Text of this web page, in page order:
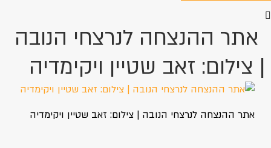
אתר ההנצחה לנרצחי הנובה
| צילום: זאב שטיין ויקימדיה
אתר ההנצחה לנרצחי הנובה | צילום: זאב שטיין ויקימדיה